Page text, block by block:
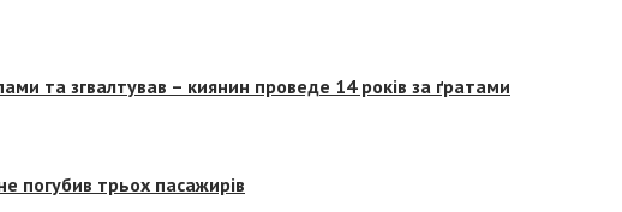
та згвалтував – киянин проведе 14 років за ґратами
погубив трьох пасажирів